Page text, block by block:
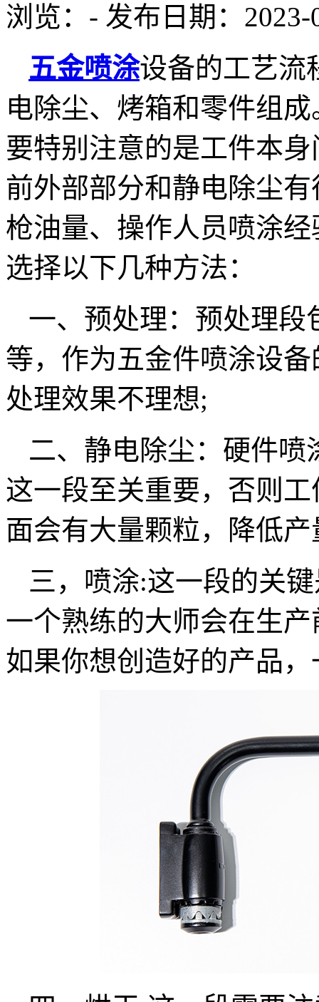
浏览： - 发布日期：2023-
五金喷涂设备的工艺流
电除尘、烤箱和零件组
要特别注意的是工件本
前外部部分和静电除尘
枪油量、操作人员喷涂
选择以下几种方法：
一、预处理：预处理段
等，作为五金件喷涂设
处理效果不理想;
二、静电除尘：硬件
这一段至关重要，否则
面会有大量颗粒，降低产
三，喷涂:这一段的关
一个熟练的大师会在生
如果你想创造好的产品